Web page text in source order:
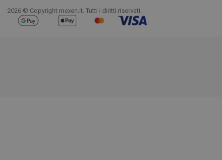
2026 © Copyright mexen.it. Tutti i diritti riservati.